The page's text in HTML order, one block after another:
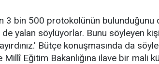
3 bin 500 protokolünün
yalan söylüyorlar. Bunu söyleyen
Bütçe konuşmasında da
Millî Eğitim Bakanlığına ilave bir mali